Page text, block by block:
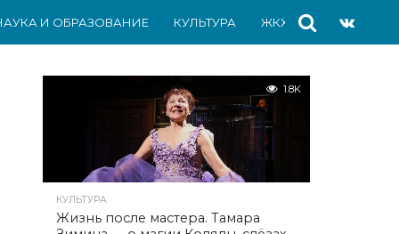
И ОБРАЗОВАНИЕ КУЛЬТУРА ЖКХ СПОРТ
1.8K
КУЛЬТУРА
Жизнь после мастера. Тамара